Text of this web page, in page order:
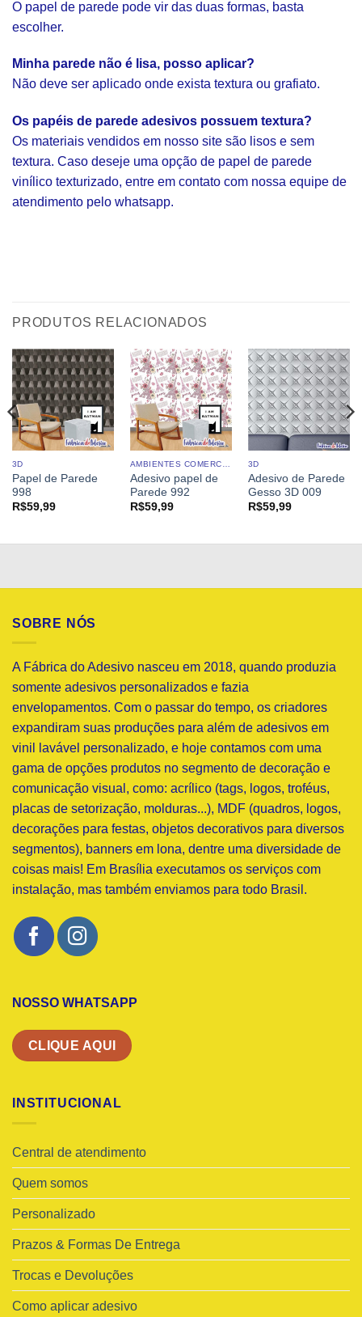
O papel de parede pode vir das duas formas, basta
escolher.
Minha parede não é lisa, posso aplicar?
Não deve ser aplicado onde exista textura ou grafiato.
Os papéis de parede adesivos possuem textura?
Os materiais vendidos em nosso site são lisos e sem
textura. Caso deseje uma opção de papel de parede
vinílico texturizado, entre em contato com nossa equipe de
atendimento pelo whatsapp.
PRODUTOS RELACIONADOS
3D
Papel de Parede
998
R$59,99
Adesivo papel de
Parede 992
R$59,99
3D
Adesivo de Parede
Gesso 3D 009
R$59,99
SOBRE NÓS
A Fábrica do Adesivo nasceu em 2018, quando produzia
somente adesivos personalizados e fazia
envelopamentos. Com o passar do tempo, os criadores
expandiram suas produções para além de adesivos em
vinil lavável personalizado, e hoje contamos com uma
gama de opções produtos no segmento de decoração e
comunicação visual, como: acrílico (tags, logos, troféus,
placas de setorização, molduras...), MDF (quadros, logos,
decorações para festas, objetos decorativos para diversos
segmentos), banners em lona, dentre uma diversidade de
coisas mais! Em Brasília executamos os serviços com
instalação, mas também enviamos para todo Brasil.
NOSSO WHATSAPP
CLIQUE AQUI
INSTITUCIONAL
Central de atendimento
Quem somos
Personalizado
Prazos & Formas De Entrega
Trocas e Devoluções
Como aplicar adesivo